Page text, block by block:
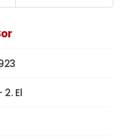
2. El